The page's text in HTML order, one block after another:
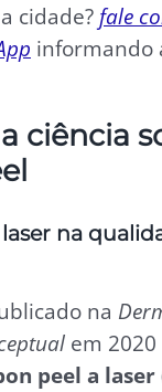
cidade? fale
informando
ciência
na
na
em
peel a laser